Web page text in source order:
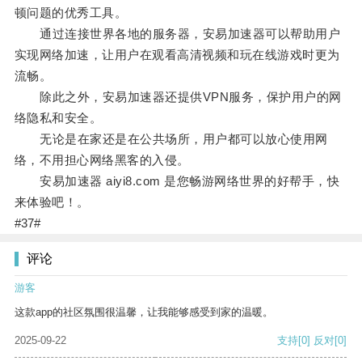
顿问题的优秀工具。
通过连接世界各地的服务器，安易加速器可以帮助用户
实现网络加速，让用户在观看高清视频和玩在线游戏时更为
流畅。
除此之外，安易加速器还提供VPN服务，保护用户的网
络隐私和安全。
无论是在家还是在公共场所，用户都可以放心使用网
络，不用担心网络黑客的入侵。
安易加速器 aiyi8.com 是您畅游网络世界的好帮手，快
来体验吧！。
#37#
评论
游客
这款app的社区氛围很温馨，让我能够感受到家的温暖。
2025-09-22 支持[0] 反对[0]